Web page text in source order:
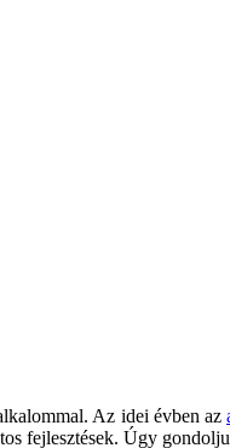
Az idei évben az
fejlesztések. Úgy